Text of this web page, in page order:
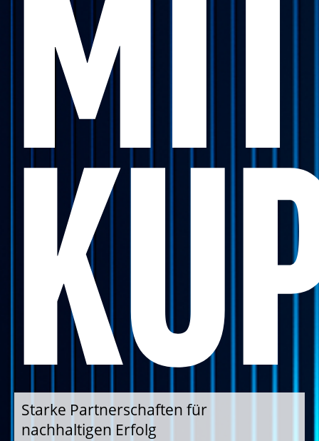
MIT
Starke Partnerschaften für
nachhaltigen Erfolg